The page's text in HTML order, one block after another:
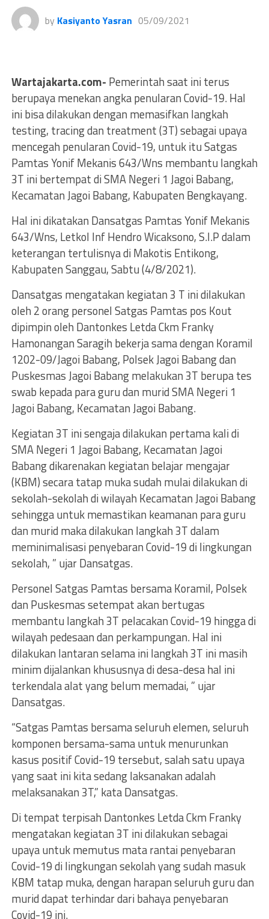
by Kasiyanto Yasran 05/09/2021
Wartajakarta.com- Pemerintah saat ini terus
berupaya menekan angka penularan Covid-19. Hal
ini bisa dilakukan dengan memasifkan langkah
testing, tracing dan treatment (3T) sebagai upaya
mencegah penularan Covid-19, untuk itu Satgas
Pamtas Yonif Mekanis 643/Wns membantu langkah
3T ini bertempat di SMA Negeri 1 Jagoi Babang,
Kecamatan Jagoi Babang, Kabupaten Bengkayang.
Hal ini dikatakan Dansatgas Pamtas Yonif Mekanis
643/Wns, Letkol Inf Hendro Wicaksono, S.I.P dalam
keterangan tertulisnya di Makotis Entikong,
Kabupaten Sanggau, Sabtu (4/8/2021).
Dansatgas mengatakan kegiatan 3 T ini dilakukan
oleh 2 orang personel Satgas Pamtas pos Kout
dipimpin oleh Dantonkes Letda Ckm Franky
Hamonangan Saragih bekerja sama dengan Koramil
1202-09/Jagoi Babang, Polsek Jagoi Babang dan
Puskesmas Jagoi Babang melakukan 3T berupa tes
swab kepada para guru dan murid SMA Negeri 1
Jagoi Babang, Kecamatan Jagoi Babang.
Kegiatan 3T ini sengaja dilakukan pertama kali di
SMA Negeri 1 Jagoi Babang, Kecamatan Jagoi
Babang dikarenakan kegiatan belajar mengajar
(KBM) secara tatap muka sudah mulai dilakukan di
sekolah-sekolah di wilayah Kecamatan Jagoi Babang
sehingga untuk memastikan keamanan para guru
dan murid maka dilakukan langkah 3T dalam
meminimalisasi penyebaran Covid-19 di lingkungan
sekolah, ” ujar Dansatgas.
Personel Satgas Pamtas bersama Koramil, Polsek
dan Puskesmas setempat akan bertugas
membantu langkah 3T pelacakan Covid-19 hingga di
wilayah pedesaan dan perkampungan. Hal ini
dilakukan lantaran selama ini langkah 3T ini masih
minim dijalankan khususnya di desa-desa hal ini
terkendala alat yang belum memadai, ” ujar
Dansatgas.
“Satgas Pamtas bersama seluruh elemen, seluruh
komponen bersama-sama untuk menurunkan
kasus positif Covid-19 tersebut, salah satu upaya
yang saat ini kita sedang laksanakan adalah
melaksanakan 3T,” kata Dansatgas.
Di tempat terpisah Dantonkes Letda Ckm Franky
mengatakan kegiatan 3T ini dilakukan sebagai
upaya untuk memutus mata rantai penyebaran
Covid-19 di lingkungan sekolah yang sudah masuk
KBM tatap muka, dengan harapan seluruh guru dan
murid dapat terhindar dari bahaya penyebaran
Covid-19 ini.